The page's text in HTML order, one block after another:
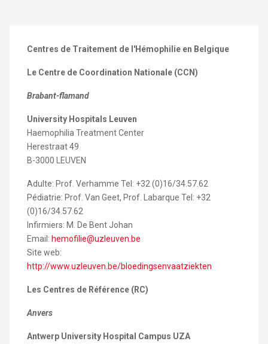
Centres de Traitement de l'Hémophilie en Belgique
Le Centre de Coordination Nationale (CCN)
Brabant-flamand
University Hospitals Leuven
Haemophilia Treatment Center
Herestraat 49
B-3000 LEUVEN
Adulte: Prof. Verhamme Tel: +32 (0)16/34.57.62
Pédiatrie: Prof. Van Geet, Prof. Labarque Tel: +32
(0)16/34.57.62
Infirmiers: M. De Bent Johan
Email: hemofilie@uzleuven.be
Site web:
http://www.uzleuven.be/bloedingsenvaatziekten
Les Centres de Référence (RC)
Anvers
Antwerp University Hospital Campus UZA